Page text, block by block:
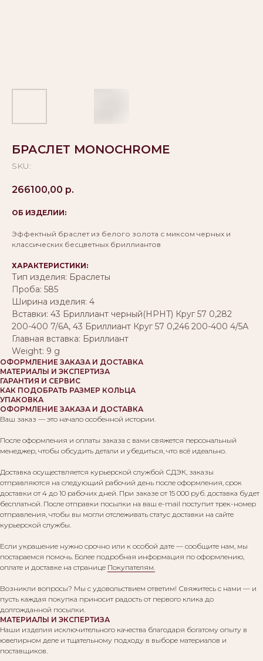
БРАСЛЕТ MONOCHROME
SKU:
266100,00 р.
ОБ ИЗДЕЛИИ:
Эффектный браслет из белого золота с миксом черных и
классических бесцветных бриллиантов
ХАРАКТЕРИСТИКИ:
Тип изделия: Браслеты
Проба: 585
Ширина изделия: 4
Вставки: 43 Бриллиант черный(HPHT) Круг 57 0,282
200-400 7/6А, 43 Бриллиант Круг 57 0,246 200-400 4/5А
Главная вставка: Бриллиант
Weight: 9 g
ОФОРМЛЕНИЕ ЗАКАЗА И ДОСТАВКА
МАТЕРИАЛЫ И ЭКСПЕРТИЗА
ГАРАНТИЯ И СЕРВИС
КАК ПОДОБРАТЬ РАЗМЕР КОЛЬЦА
УПАКОВКА
ОФОРМЛЕНИЕ ЗАКАЗА И ДОСТАВКА
Ваш заказ — это начало особенной истории.
После оформления и оплаты заказа с вами свяжется персональный
менеджер, чтобы обсудить детали и убедиться, что всё идеально.
Доставка осуществляется курьерской службой СДЭК, заказы
отправляются на следующий рабочий день после оформления, срок
доставки от 4 до 10 рабочих дней. При заказе от 15 000 руб. доставка будет
бесплатной. После отправки посылки на ваш e-mail поступит трек-номер
отправления, чтобы вы могли отслеживать статус доставки на сайте
курьерской службы.
Если украшение нужно срочно или к особой дате — сообщите нам, мы
постараемся помочь. Более подробная информация по оформлению,
оплате и доставке на странице Покупателям.
Возникли вопросы? Мы с удовольствием ответим! Свяжитесь с нами — и
пусть каждая покупка приносит радость от первого клика до
долгожданной посылки.
МАТЕРИАЛЫ И ЭКСПЕРТИЗА
Наши изделия исключительного качества благодаря богатому опыту в
ювелирном деле и тщательному подходу в выборе материалов и
поставщиков.